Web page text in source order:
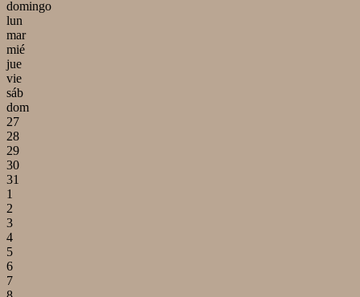
domingo
lun
mar
mié
jue
vie
sáb
dom
27
28
29
30
31
1
2
3
4
5
6
7